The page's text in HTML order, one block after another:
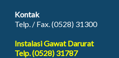
Kontak
Telp. / Fax. (0528) 31300
Instalasi Gawat Darurat
Telp. (0528) 31787